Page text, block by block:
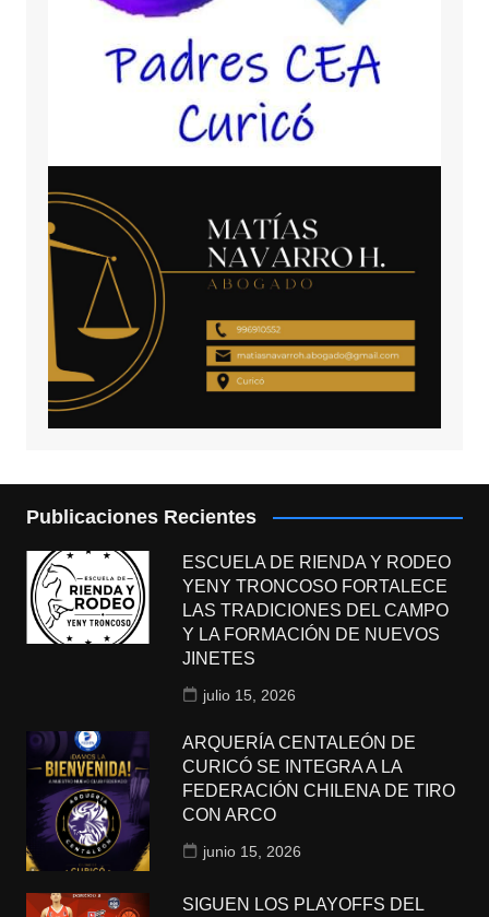
Publicaciones Recientes
ESCUELA DE RIENDA Y RODEO
YENY TRONCOSO FORTALECE
LAS TRADICIONES DEL CAMPO
Y LA FORMACIÓN DE NUEVOS
JINETES
julio 15, 2026
ARQUERÍA CENTALEÓN DE
CURICÓ SE INTEGRA A LA
FEDERACIÓN CHILENA DE TIRO
CON ARCO
junio 15, 2026
SIGUEN LOS PLAYOFFS DEL